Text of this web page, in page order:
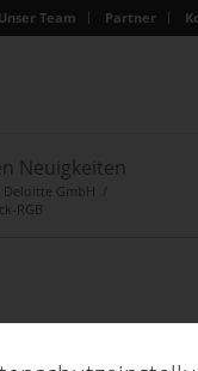
Unser Team Partner
Neuigkeiten
Deloitte GmbH /
RGB
Master-